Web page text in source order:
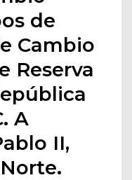
de
Cambio
Reserva
A
II,